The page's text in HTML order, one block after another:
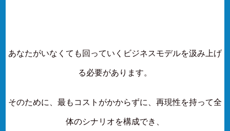
あなたがいなくても回っていくビジネスモデルを汲み上げ
る必要があります。
そのために、最もコストがかからずに、再現性を持って全
体のシナリオを構成でき、